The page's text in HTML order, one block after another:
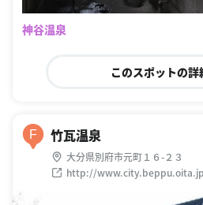
神谷温泉
このスポットの詳
F 竹瓦温泉
大分県別府市元町１６-２３
http://